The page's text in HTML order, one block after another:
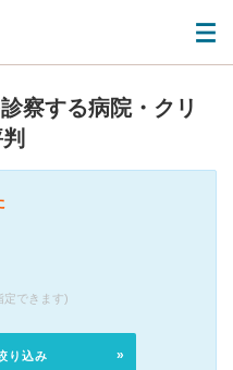
察する病院・クリ
定できます)
り込み